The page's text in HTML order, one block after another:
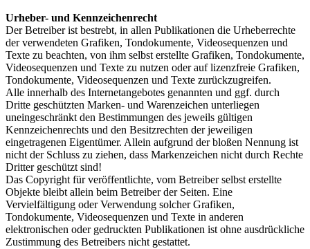
Urheber- und Kennzeichenrecht
Der Betreiber ist bestrebt, in allen Publikationen die Urheberrechte
der verwendeten Grafiken, Tondokumente, Videosequenzen und
Texte zu beachten, von ihm selbst erstellte Grafiken, Tondokumente,
Videosequenzen und Texte zu nutzen oder auf lizenzfreie Grafiken,
Tondokumente, Videosequenzen und Texte zurückzugreifen.
Alle innerhalb des Internetangebotes genannten und ggf. durch
Dritte geschützten Marken- und Warenzeichen unterliegen
uneingeschränkt den Bestimmungen des jeweils gültigen
Kennzeichenrechts und den Besitzrechten der jeweiligen
eingetragenen Eigentümer. Allein aufgrund der bloßen Nennung ist
nicht der Schluss zu ziehen, dass Markenzeichen nicht durch Rechte
Dritter geschützt sind!
Das Copyright für veröffentlichte, vom Betreiber selbst erstellte
Objekte bleibt allein beim Betreiber der Seiten. Eine
Vervielfältigung oder Verwendung solcher Grafiken,
Tondokumente, Videosequenzen und Texte in anderen
elektronischen oder gedruckten Publikationen ist ohne ausdrückliche
Zustimmung des Betreibers nicht gestattet.